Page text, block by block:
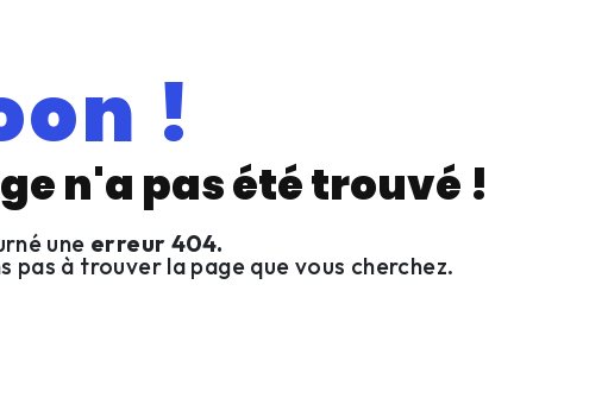
!
n'a pas été trouvé !
une erreur 404.
pas à trouver la page que vous cherchez.